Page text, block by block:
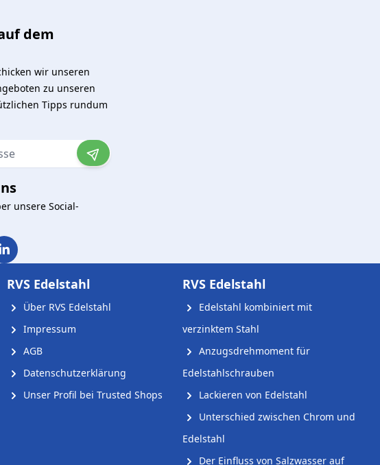
dem
wir unseren
zu unseren
Tipps rundum
unsere Social-
RVS Edelstahl
Über RVS Edelstahl
Impressum
AGB
Datenschutzerklärung
Unser Profil bei Trusted Shops
RVS Edelstahl
Edelstahl kombiniert mit
verzinktem Stahl
Anzugsdrehmoment für
Edelstahlschrauben
Lackieren von Edelstahl
Unterschied zwischen Chrom und
Edelstahl
Der Einfluss von Salzwasser auf